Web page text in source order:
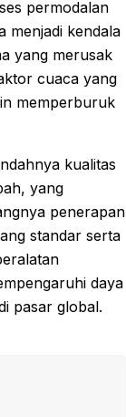
permodalan
menjadi kendala
yang merusak
cuaca yang
memperburuk
kualitas
yang
penerapan
standar serta
daya
pasar global.